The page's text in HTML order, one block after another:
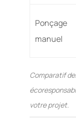
Ponçage
manuel
Comparatif
votre projet.